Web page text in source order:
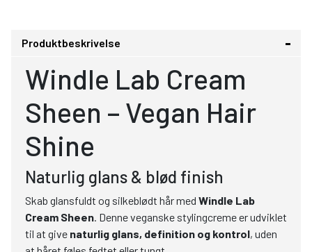
Produktbeskrivelse
Windle Lab Cream
Sheen – Vegan Hair
Shine
Naturlig glans & blød finish
Skab glansfuldt og silkeblødt hår med Windle Lab
Cream Sheen . Denne veganske stylingcreme er udviklet
til at give naturlig glans, definition og kontrol, uden